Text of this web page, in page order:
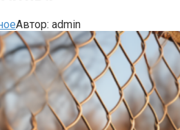
Автор: admin